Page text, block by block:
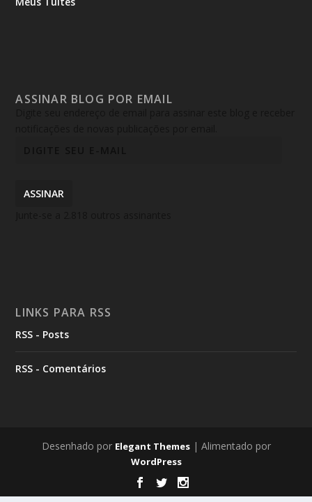
ASSINAR BLOG POR EMAIL
ASSINAR
LINKS PARA RSS
RSS - Posts
RSS - Comentários
Desenhado por Elegant Themes| Alimentado por
WordPress